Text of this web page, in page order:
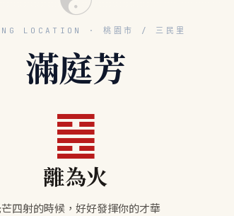
LOCATION · 桃園市 / 三民里
滿庭芳
䷝
離為火
四射的時候，好好發揮你的才華